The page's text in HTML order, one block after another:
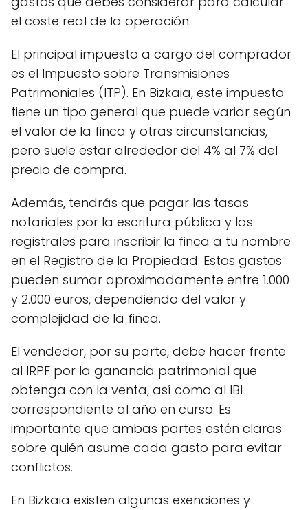
el coste real de la operación.
El principal impuesto a cargo del comprador
es el Impuesto sobre Transmisiones
Patrimoniales (ITP). En Bizkaia, este impuesto
tiene un tipo general que puede variar según
el valor de la finca y otras circunstancias,
pero suele estar alrededor del 4% al 7% del
precio de compra.
Además, tendrás que pagar las tasas
notariales por la escritura pública y las
registrales para inscribir la finca a tu nombre
en el Registro de la Propiedad. Estos gastos
pueden sumar aproximadamente entre 1.000
y 2.000 euros, dependiendo del valor y
complejidad de la finca.
El vendedor, por su parte, debe hacer frente
al IRPF por la ganancia patrimonial que
obtenga con la venta, así como al IBI
correspondiente al año en curso. Es
importante que ambas partes estén claras
sobre quién asume cada gasto para evitar
conflictos.
En Bizkaia existen algunas exenciones y